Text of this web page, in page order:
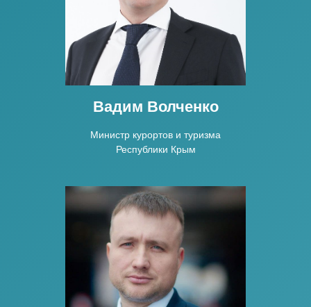
Вадим Волченко
Министр курортов и туризма
Республики Крым